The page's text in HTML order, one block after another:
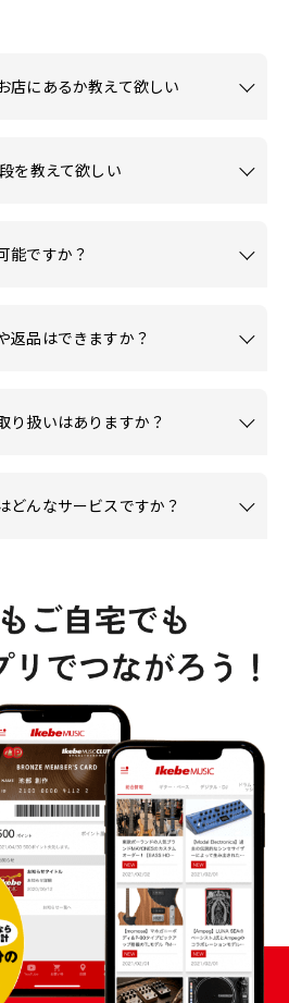
店にあるか教えて欲しい
を教えて欲しい
能ですか？
返品はできますか？
り扱いはありますか？
どんなサービスですか？